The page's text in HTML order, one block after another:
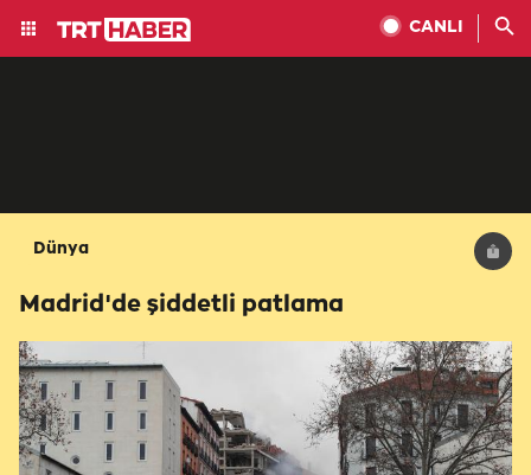
CANLI
Dünya
Madrid'de şiddetli patlama